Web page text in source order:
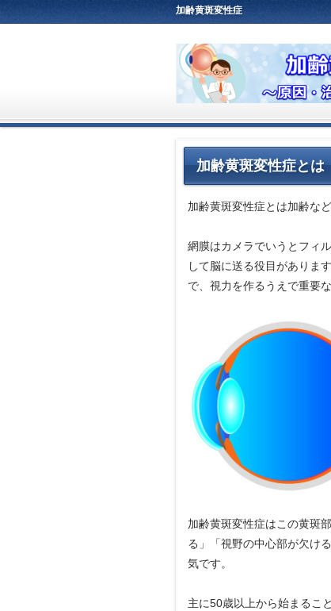
加齢黄斑変性症
加齢黄斑変性症とは
加齢黄斑変性症とは加齢など
網膜はカメラでいうとフィ
して脳に送る役目がありま
で、視力を作るうえで重要
加齢黄斑変性症はこの黄斑
る」「視野の中心部が欠け
気です。
主に50歳以上から始まるこ